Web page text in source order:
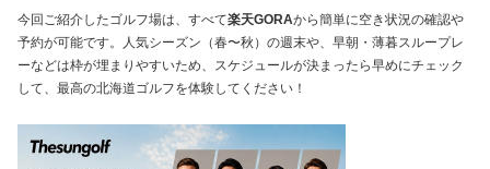
今回ご紹介したゴルフ場は、すべて楽天GORAから簡単に空き状況の確認や
予約が可能です。人気シーズン（春〜秋）の週末や、早朝・薄暮スループレ
ーなどは枠が埋まりやすいため、スケジュールが決まったら早めにチェック
して、最高の北海道ゴルフを体験してください！